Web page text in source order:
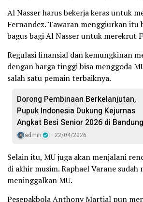
Al Nasser harus bekerja keras untuk
Fernandez. Tawaran menggiurkan itu
bagus bagi Al Nasser untuk merekrut
Regulasi finansial dan kemungkinan
dengan harga tinggi bisa menggoda
salah satu pemain terbaiknya.
Dorong Pembinaan Berkelanjutan,
Pupuk Indonesia Dukung Kejurnas
Angkat Besi Senior 2026 di Bandung
admin 22/04/2026
Selain itu, MU juga akan menjalani
di akhir musim. Raphael Varane sudah
meninggalkan MU.
Pesepakbola Anthony Martial pun